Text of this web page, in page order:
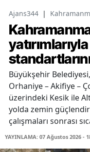
Ajans344 |
Büyükşehir Belediyesi,
Orhaniye – Akifiye –
üzerindeki Kesik ile
yolda zemin
çalışmaları sonrası
YAYINLAMA: 07 Ağustos 2026 -